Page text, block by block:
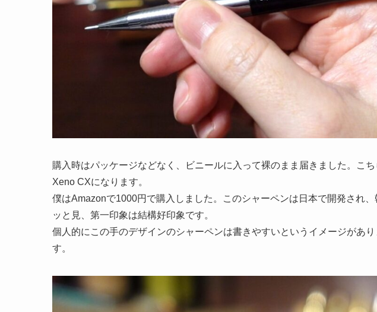
購入時はパッケージなどなく、ビニールに入って裸のまま届きました。こち
Xeno CXになります。
僕はAmazonで1000円 で購入しました。このシャーペンは日本で開発され
ッと見、第一印象は結構好印象です。
個人的にこの手のデザインのシャーペンは書きやすいというイメージがあ
す。